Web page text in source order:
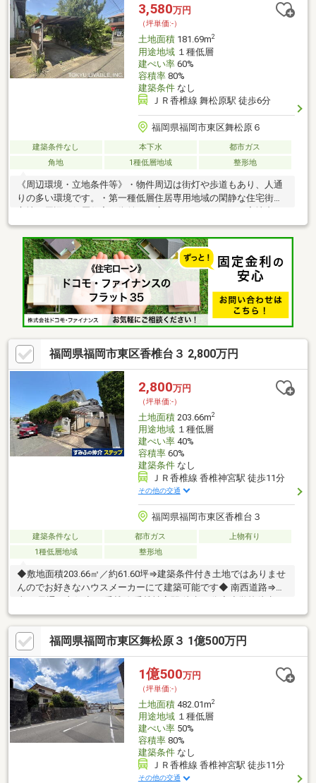
3,580万円
（坪単価:-）
土地面積181.69m2
用途地域１種低層
建ぺい率60%
容積率80%
建築条件なし
ＪＲ香椎線 舞松原駅 徒歩6分
福岡県福岡市東区舞松原６
建築条件なし 本下水
都市ガス
角地
1種低層地域 整形地
《周辺環境・立地条件等》・物件周辺は街灯や歩道もあり、人通
りの多い環境です。・第一種低層住居専用地域の閑静な住宅街に
立地。周辺は低層住宅の街並みが広がっております。・宅地内は
高低差のないフラットな地形です。・土地面積181.69㎡【54.96
坪】の整形地です。・ハザードマップ該当地域外⇒洪水・高潮・
内水・津波・土砂災害ハザードマップにおいて対象地は該当無と
なっております【2026年7月3日時点】《道路・方位等》・北、東
面道路の角地。開放感ある立地条件です。《建築用途・有効活
用》・建築条件付き売地ではございません。
福岡県福岡市東区香椎台３ 2,800万円
2,800万円
（坪単価:-）
土地面積203.66m2
用途地域１種低層
建ぺい率40%
容積率60%
建築条件なし
ＪＲ香椎線 香椎神宮駅 徒歩11分
その他の交通
福岡県福岡市東区香椎台３
建築条件なし 都市ガス
上物有り
1種低層地域
整形地
◆敷地面積203.66㎡／約61.60坪⇒建築条件付き土地ではありませ
んのでお好きなハウスメーカーにて建築可能です◆ 南西道路⇒陽
分／幼稚園徒歩5分⇒子育て世帯にも嬉しい立地
福岡県福岡市東区舞松原３ 1億500万円
1億500万円
（坪単価:-）
土地面積482.01m2
用途地域１種低層
建ぺい率50%
容積率80%
建築条件なし
ＪＲ香椎線 香椎神宮駅 徒歩11分
その他の交通